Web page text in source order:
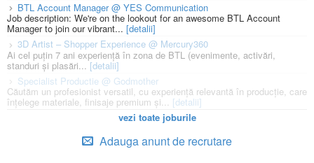
BTL Account Manager @ YES Communication
Job description: We're on the lookout for an awesome BTL Account
Manager to join our vibrant... [detalii]
3D Artist – Shopper Experience @ Mercury360
Ai cel puțin 7 ani experiență în zona de BTL (evenimente, activări,
standuri și plasări...[detalii]
Specialist Productie @ Godmother
Căutăm un profesionist versatil, cu experiență relevantă în producție, care
înțelege materiale, finisaje premium și... [detalii]
vezi toate joburile
Adauga anunt de recrutare